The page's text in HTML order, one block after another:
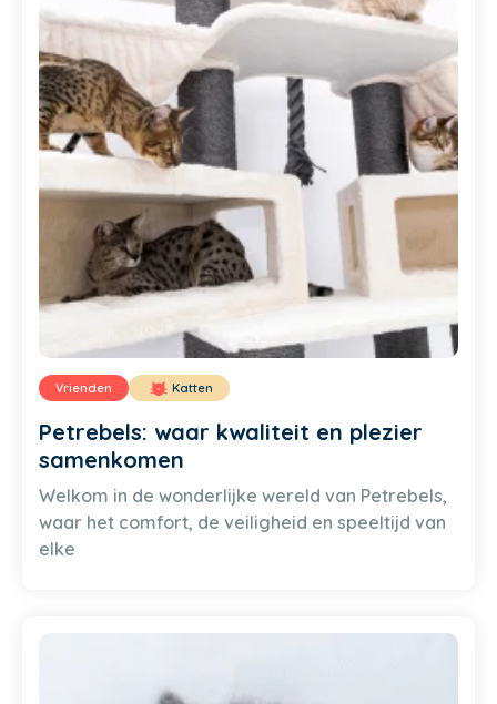
Vrienden Katten
Petrebels: waar kwaliteit en plezier
samenkomen
Welkom in de wonderlijke wereld van Petrebels,
waar het comfort, de veiligheid en speeltijd van
elke